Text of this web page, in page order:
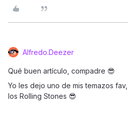
Alfredo.Deezer
Qué buen artículo, compadre 😎
Yo les dejo uno de mis temazos
los Rolling Stones 😎